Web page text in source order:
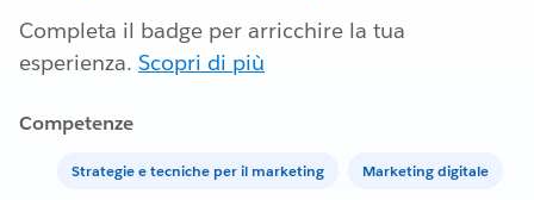
Completa il badge per arricchire la tua
esperienza. Scopri di più
Competenze
Strategie e tecniche per il marketing Marketing digitale